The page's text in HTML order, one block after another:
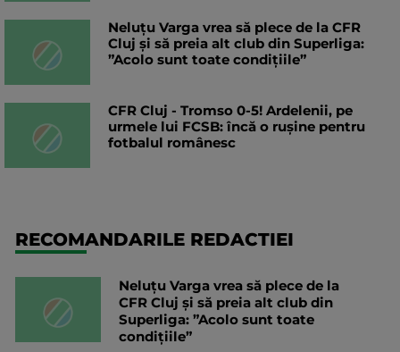
Neluțu Varga vrea să plece de la CFR
Cluj și să preia alt club din Superliga:
”Acolo sunt toate condițiile”
CFR Cluj - Tromso 0-5! Ardelenii, pe
urmele lui FCSB: încă o rușine pentru
fotbalul românesc
RECOMANDARILE REDACTIEI
Neluțu Varga vrea să plece de la
CFR Cluj și să preia alt club din
Superliga: ”Acolo sunt toate
condițiile”